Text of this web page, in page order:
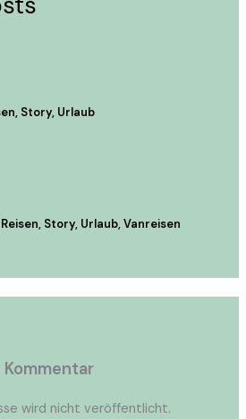
, Story, Urlaub
Reisen, Story, Urlaub,Vanreisen
wird nicht veröffentlicht.